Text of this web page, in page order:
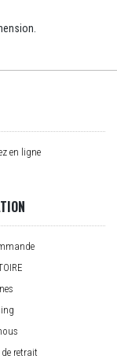
en ligne
retrait